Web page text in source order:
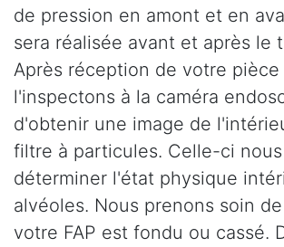
de pression en amont et en
sera réalisée avant et après le
Après réception de votre pièce
l'inspectons à la caméra
d'obtenir une image de
filtre à particules. Celle-ci
déterminer l'état physique
alvéoles. Nous prenons soin
votre FAP est fondu ou cassé.